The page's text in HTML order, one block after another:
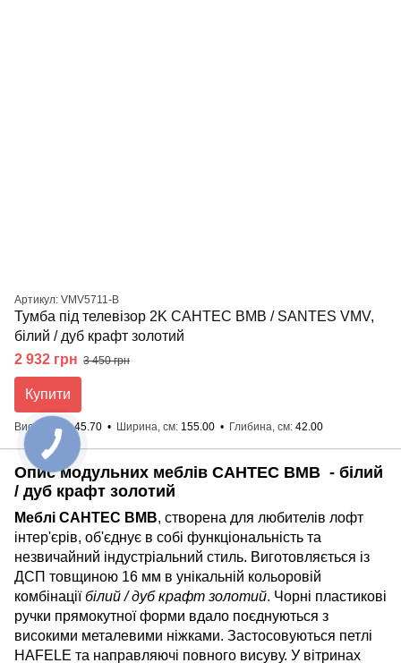
Артикул: VMV5711-B
Тумба під телевізор 2K САНТЕС ВМВ / SANTES VMV,
білий / дуб крафт золотий
2 932 грн 3 450 грн
Купити
Висота, см 45.70 Ширина, см 155.00 Глибина, см 42.00
Опис модульних меблів САНТЕС ВМВ - білий
/ дуб крафт золотий
Меблі САНТЕС ВМВ, створена для любителів лофт
інтер'єрів, об'єднує в собі функціональність та
незвичайний індустріальний стиль. Виготовляється iз
ДСП товщиною 16 мм в унікальній кольоровій
комбінаціїбілий / дуб крафт золотий. Чорні пластикові
ручки прямокутної форми вдало поєднуються з
високими металевими ніжками. Застосовуються петлі
HAFELE та направляючi повного висуву. У вітринах